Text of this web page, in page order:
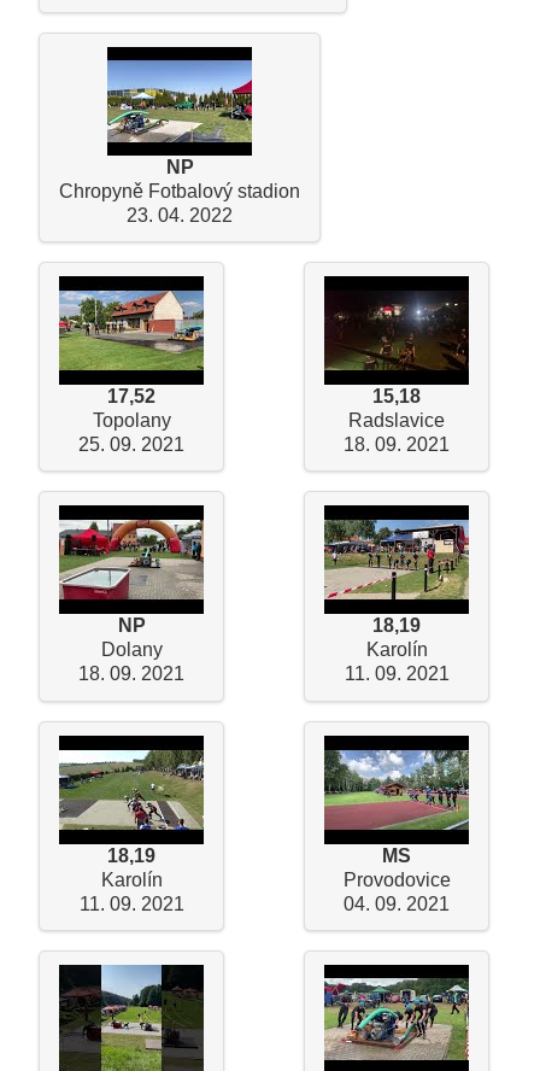
NP
Chropyně Fotbalový stadion
23. 04. 2022
17,52
Topolany
25. 09. 2021
15,18
Radslavice
18. 09. 2021
NP
Dolany
18. 09. 2021
18,19
Karolín
11. 09. 2021
18,19
Karolín
11. 09. 2021
MS
Provodovice
04. 09. 2021